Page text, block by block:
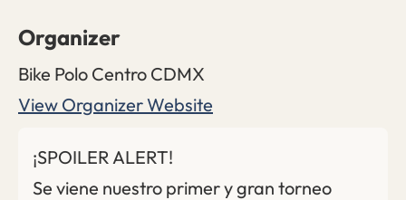
¡SPOILER ALERT!
Se viene nuestro primer y gran torneo
Organizer
Bike Polo Centro CDMX
View Organizer Website